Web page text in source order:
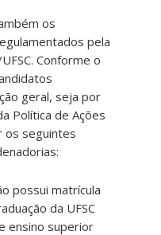
os
pela
Conforme o
geral, seja por
Política de Ações
os seguintes
possui matrícula
da UFSC
ensino superior